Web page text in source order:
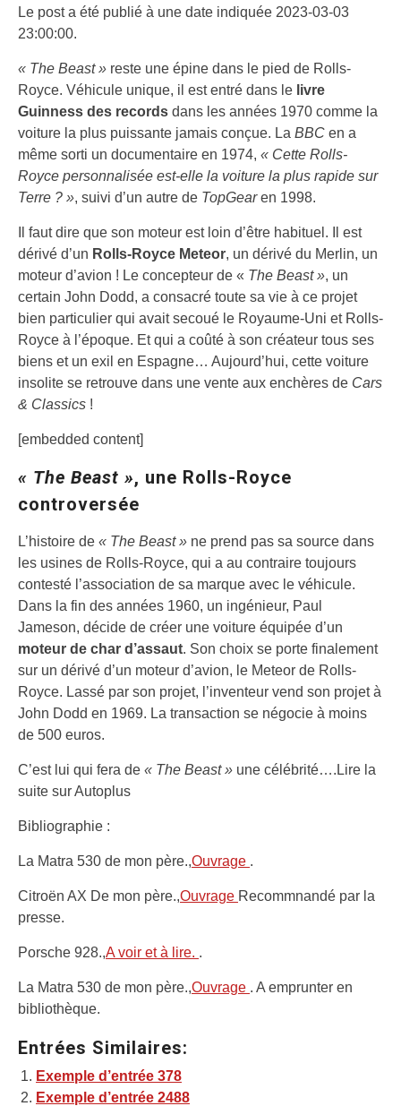
Le post a été publié à une date indiquée 2023-03-03
23:00:00.
« The Beast » reste une épine dans le pied de Rolls-
Royce. Véhicule unique, il est entré dans le livre
Guinness des records dans les années 1970 comme la
voiture la plus puissante jamais conçue. La BBC en a
même sorti un documentaire en 1974, « Cette Rolls-
Royce personnalisée est-elle la voiture la plus rapide sur
Terre ? », suivi d’un autre de TopGearen 1998.
Il faut dire que son moteur est loin d’être habituel. Il est
dérivé d’un Rolls-Royce Meteor, un dérivé du Merlin, un
moteur d’avion ! Le concepteur de « The Beast », un
certain John Dodd, a consacré toute sa vie à ce projet
bien particulier qui avait secoué le Royaume-Uni et Rolls-
Royce à l’époque. Et qui a coûté à son créateur tous ses
biens et un exil en Espagne… Aujourd’hui, cette voiture
insolite se retrouve dans une vente aux enchères de Cars
& Classics !
[embedded content]
« The Beast », une Rolls-Royce
controversée
L’histoire de « The Beast » ne prend pas sa source dans
les usines de Rolls-Royce, qui a au contraire toujours
contesté l’association de sa marque avec le véhicule.
Dans la fin des années 1960, un ingénieur, Paul
Jameson, décide de créer une voiture équipée d’un
moteur de char d’assaut. Son choix se porte finalement
sur un dérivé d’un moteur d’avion, le Meteor de Rolls-
Royce. Lassé par son projet, l’inventeur vend son projet à
John Dodd en 1969. La transaction se négocie à moins
de 500 euros.
C’est lui qui fera de « The Beast » une célébrité….Lire la
suite sur Autoplus
Bibliographie :
La Matra 530 de mon père.,Ouvrage .
Citroën AX De mon père.,Ouvrage Recommnandé par la
presse.
Porsche 928.,A voir et à lire. .
La Matra 530 de mon père.,Ouvrage . A emprunter en
bibliothèque.
Entrées Similaires:
Exemple d’entrée 378
Exemple d’entrée 2488